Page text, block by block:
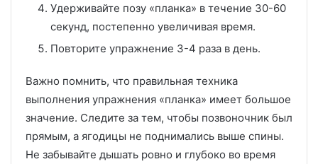
Удерживайте позу «планка» в течение 30-60
секунд, постепенно увеличивая время.
Повторите упражнение 3-4 раза в день.
Важно помнить, что правильная техника
выполнения упражнения «планка» имеет большое
значение. Следите за тем, чтобы позвоночник был
прямым, а ягодицы не поднимались выше спины.
Не забывайте дышать ровно и глубоко во время